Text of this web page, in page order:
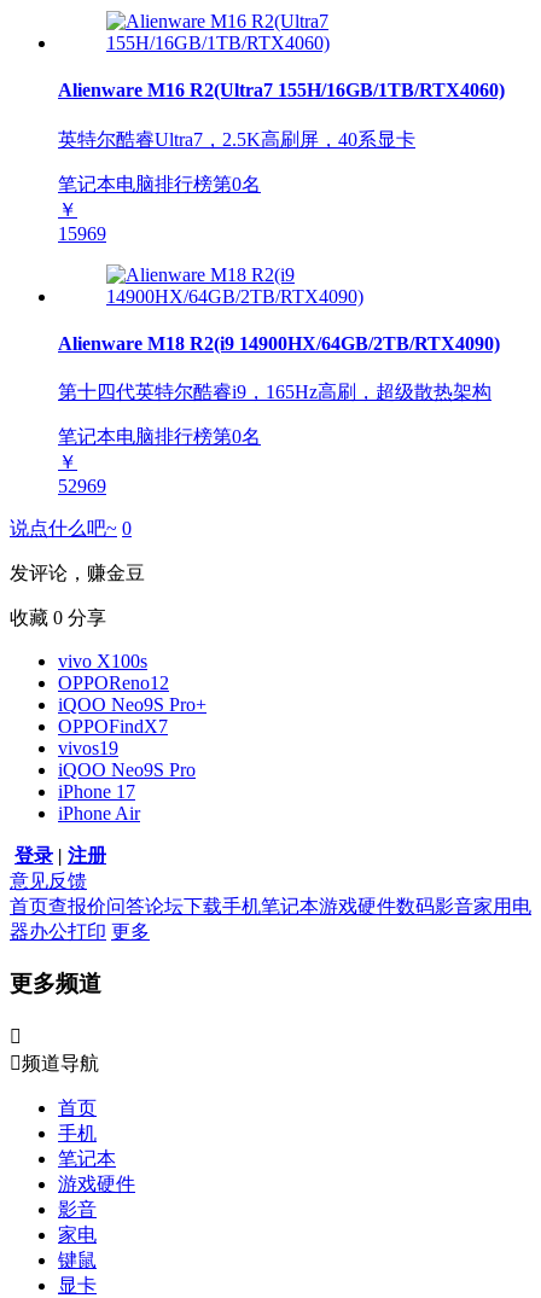
Alienware M16 R2(Ultra7 155H/16GB/1TB/RTX4060)
英特尔酷睿Ultra7，2.5K高刷屏，40系显卡
笔记本电脑排行榜第0名
￥
15969
Alienware M18 R2(i9 14900HX/64GB/2TB/RTX4090)
第十四代英特尔酷睿i9，165Hz高刷，超级散热架构
笔记本电脑排行榜第0名
￥
52969
说点什么吧~ 0
发评论，赚金豆
收藏 0 分享
vivo X100s
OPPOReno12
iQOO Neo9S Pro+
OPPOFindX7
vivos19
iQOO Neo9S Pro
iPhone 17
iPhone Air
登录 | 注册
意见反馈
首页查报价问答论坛下载手机笔记本游戏硬件数码影音家用电
器办公打印 更多
更多频道

频道导航
首页
手机
笔记本
游戏硬件
影音
家电
键鼠
显卡